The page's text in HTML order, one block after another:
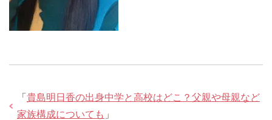
「 貴島明日香の出身中学と高校はどこ？父親や母親など
家族構成についても 」